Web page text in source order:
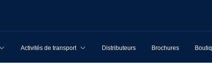
Activités de transport Distributeurs Brochures